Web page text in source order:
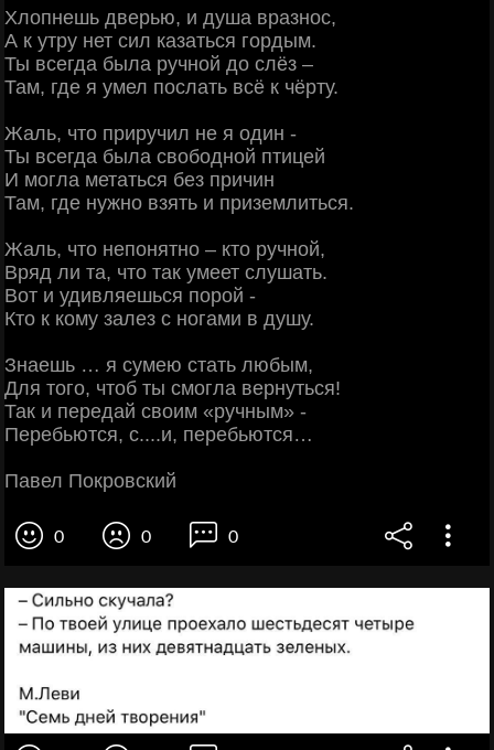
Хлопнешь дверью, и душа вразнос,
А к утру нет сил казаться гордым.
Ты всегда была ручной до слёз –
Там, где я умел послать всё к чёрту.
Жаль, что приручил не я один -
Ты всегда была свободной птицей
И могла метаться без причин
Там, где нужно взять и приземлиться.
Жаль, что непонятно – кто ручной,
Вряд ли та, что так умеет слушать.
Вот и удивляешься порой -
Кто к кому залез с ногами в душу.
Знаешь … я сумею стать любым,
Для того, чтоб ты смогла вернуться!
Так и передай своим «ручным» -
Перебьются, с....и, перебьются…
Павел Покровский
0 0 0